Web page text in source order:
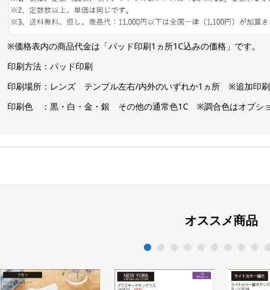
※価格表内の商品代金は「パッド印刷1ヵ所1C込みの価格」です。
印刷方法：パッド印刷
印刷場所：レンズ テンプル左右/内外のいずれか1ヵ所 ※追加印
印刷色 ：黒・白・金・銀 その他の通常色1C ※調合色はオプシ
オススメ商品
1 2 3 4 5 6 7 8 9